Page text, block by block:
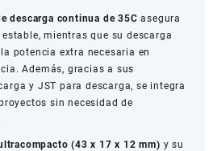
descarga continua de 35C asegura
mientras que su descarga
potencia extra necesaria en
Además, gracias a sus
y JST para descarga, se integra
sin necesidad de
(43 x 17 x 12 mm) y su